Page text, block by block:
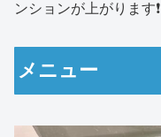
ンションが上がります❗️
メニュー